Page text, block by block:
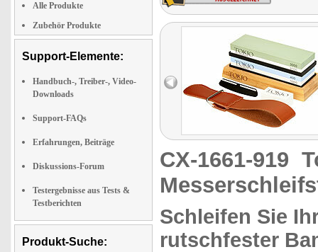
Alle Produkte
Zubehör Produkte
Support-Elemente:
Handbuch-, Treiber-, Video-
Downloads
Support-FAQs
Erfahrungen, Beiträge
Diskussions-Forum
Testergebnisse aus Tests &
Testberichten
Produkt-Suche:
CX-1661-919
Schleifen Sie
rutschfester